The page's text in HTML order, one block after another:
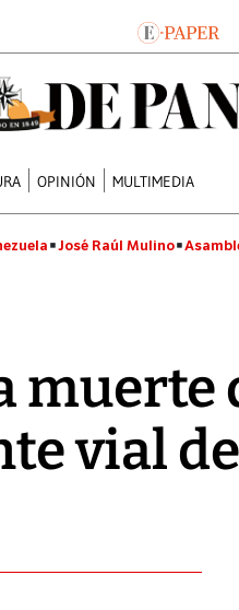
OPINIÓN MULTIMEDIA
José Raúl Mulino
vial